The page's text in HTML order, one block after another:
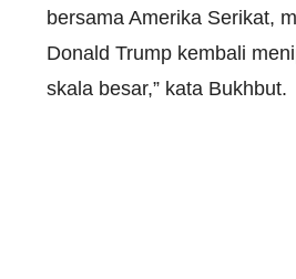
bersama Amerika Serikat,
Donald Trump kembali
skala besar,” kata Bukhbut.